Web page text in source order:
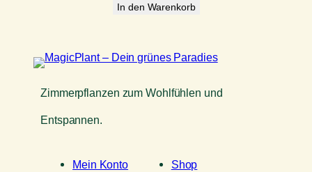
In den Warenkorb
Zimmerpflanzen zum Wohlfühlen und
Entspannen.
Mein Konto
Shop